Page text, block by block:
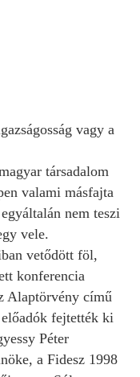
vagy a
társadalom
valami másfajta
nem teszi
vele.
vetődött föl,
konferencia
Alaptörvény című
fejtették ki
Péter
a Fidesz 1998